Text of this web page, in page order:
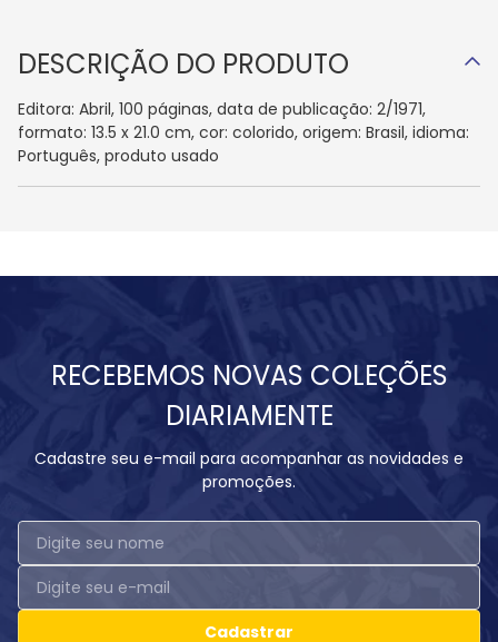
DESCRIÇÃO DO PRODUTO
Editora: Abril, 100 páginas, data de publicação: 2/1971,
formato: 13.5 x 21.0 cm, cor: colorido, origem: Brasil, idioma:
Português, produto usado
RECEBEMOS NOVAS COLEÇÕES
DIARIAMENTE
Cadastre seu e-mail para acompanhar as novidades e
promoções.
Cadastrar